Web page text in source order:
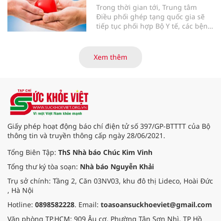
Trong thời gian tới, Trung tâm
Điều phối ghép tạng quốc gia sẽ
tiếp tục phối hợp Bộ Y tế, các bệnh
cường truyền thông, hoàn thiện
quy trình chuyên môn và hệ thống
Xem thêm
Giấy phép hoạt động báo chí điện tử số 397/GP-BTTTT của Bộ
thông tin và truyền thông cấp ngày 28/06/2021.
Tổng Biên Tập: ThS Nhà báo Chúc Kim Vinh
Tổng thư ký tòa soạn: Nhà báo Nguyễn Khải
Trụ sở chính: Tầng 2, Căn 03NV03, khu đô thị Lideco, Hoài Đức
, Hà Nội
Hotline: 0898582228. Email: toasoansuckhoeviet@gmail.com
Văn phòng TP.HCM: 909 Âu cơ, Phường Tân Sơn Nhì, TP Hồ